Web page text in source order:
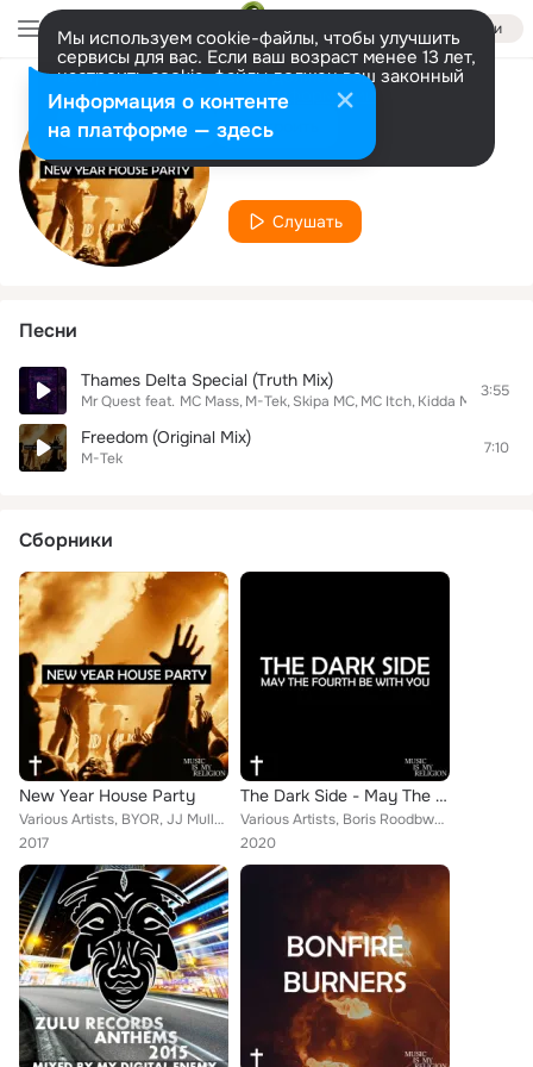
Войти
Мы используем cookie-файлы, чтобы улучшить
сервисы для вас. Если ваш возраст менее 13 лет,
настроить cookie-файлы должен ваш законный
представитель. Больше информации
Разрешить все Настроить
Исполнитель
M-Tek
Слушать
Песни
Thames Delta Special (Truth Mix)
Mr Quest feat. MC Mass M-Tek Skipa MC MC Itch Kidda MC
3:55
Freedom (Original Mix)
M-Tek
7:10
Сборники
New Year House Party
Various Artists, BYOR, JJ Mullor, FAW9, Camilo Valderrama, Cossy, Fabio Bacchini, K-Klass, My Digital Enemy, Fletch (UK), AN:RO,...
2017
The Dark Side - May The Fourth Be With You
Various Artists, Boris Roodbwoy, Fabio Bacchini, Pagano, Lost Focus, Spendogg, My Digital Enemy, Fletch (UK), Marc Vedo, Cruxx, ...
2020
Информация о контенте
на платформе — здесь